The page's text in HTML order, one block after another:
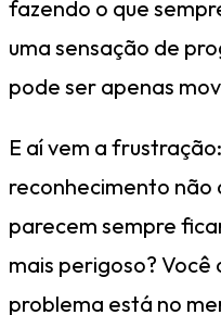
fazendo o que
uma sensação de
pode ser apenas
E aí vem a
reconhecimento não
parecem sempre
mais perigoso? Você
problema está no